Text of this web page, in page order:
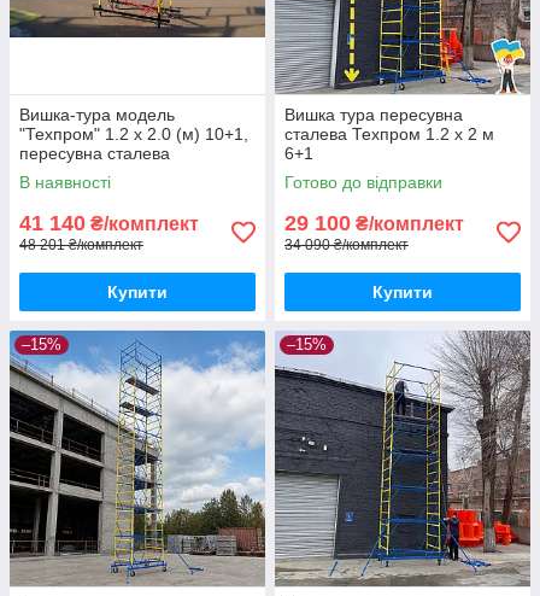
Вишка-тура модель
"Техпром" 1.2 х 2.0 (м) 10+1,
пересувна сталева
В наявності
41 140 ₴/комплект
48 201 ₴/комплект
Купити
Вишка тура пересувна
сталева Техпром 1.2 х 2 м
6+1
Готово до відправки
29 100 ₴/комплект
34 090 ₴/комплект
Купити
–15% –15%